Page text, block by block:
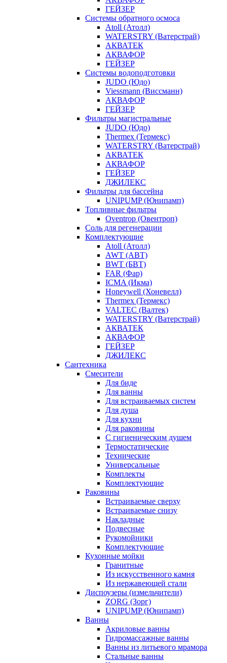
ГЕЙЗЕР
Системы обратного осмоса
Atoll (Атолл)
WATERSTRY (Ватерстрай)
АКВАТЕК
АКВАФОР
ГЕЙЗЕР
Системы водоподготовки
JUDO (Юдо)
Viessmann (Виссманн)
АКВАФОР
ГЕЙЗЕР
Фильтры магистральные
JUDO (Юдо)
Thermex (Термекс)
WATERSTRY (Ватерстрай)
АКВАТЕК
АКВАФОР
ГЕЙЗЕР
ДЖИЛЕКС
Фильтры для бассейна
UNIPUMP (Юнипамп)
Топливные фильтры
Oventrop (Овентроп)
Соль для регенерации
Комплектующие
Atoll (Атолл)
AWT (АВТ)
BWT (БВТ)
FAR (Фар)
ICMA (Икма)
Honeywell (Хоневелл)
Thermex (Термекс)
VALTEC (Валтек)
WATERSTRY (Ватерстрай)
АКВАТЕК
АКВАФОР
ГЕЙЗЕР
ДЖИЛЕКС
Сантехника
Смесители
Для биде
Для ванны
Для встраиваемых систем
Для душа
Для кухни
Для раковины
С гигиеническим душем
Термостатические
Технические
Универсальные
Комплекты
Комплектующие
Раковины
Встраиваемые сверху
Встраиваемые снизу
Накладные
Подвесные
Рукомойники
Комплектующие
Кухонные мойки
Гранитные
Из искусственного камня
Из нержавеющей стали
Диспоузеры (измельчители)
ZORG (Зорг)
UNIPUMP (Юнипамп)
Ванны
Акриловые ванны
Гидромассажные ванны
Ванны из литьевого мрамора
Стальные ванны